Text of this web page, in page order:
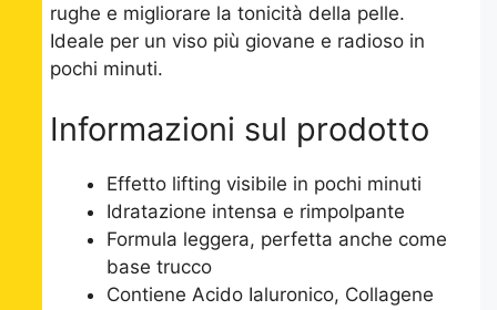
rughe e migliorare la tonicità della pelle.
Ideale per un viso più giovane e radioso in
pochi minuti.
Informazioni sul prodotto
Effetto lifting visibile in pochi minuti
Idratazione intensa e rimpolpante
Formula leggera, perfetta anche come
base trucco
Contiene Acido Ialuronico, Collagene